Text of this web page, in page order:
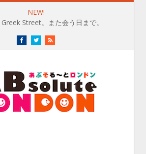
NEW!
Street。また会う日まで。
FacebookTwitterRSS